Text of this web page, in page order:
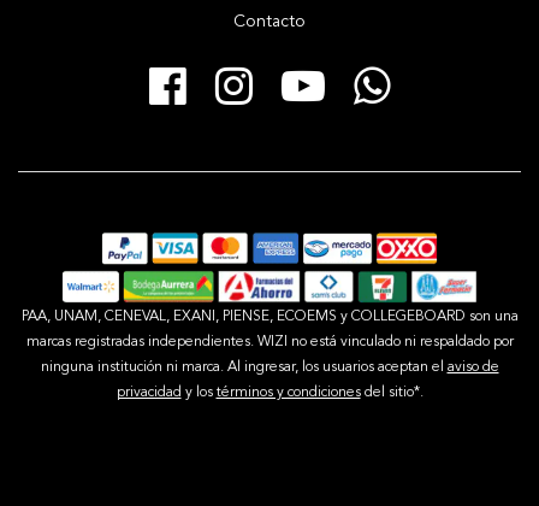
Contacto
Facebook
Instagram
YouTube
PAA, UNAM, CENEVAL, EXANI, PIENSE, ECOEMS y COLLEGEBOARD son una
marcas registradas independientes. WIZI no está vinculado ni respaldado por
ninguna institución ni marca. Al ingresar, los usuarios aceptan el aviso de
privacidad y los términos y condicionesdel sitio*.